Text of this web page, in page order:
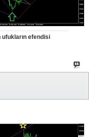
efendisi